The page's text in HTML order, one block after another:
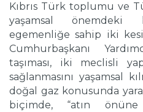
Kıbrıs Türk toplumu ve
yaşamsal önemdeki
egemenliğe sahip iki
Cumhurbaşkanı
taşıması, iki meclisli
sağlanmasını yaşamsal
doğal gaz konusunda
biçimde, “atın önüne